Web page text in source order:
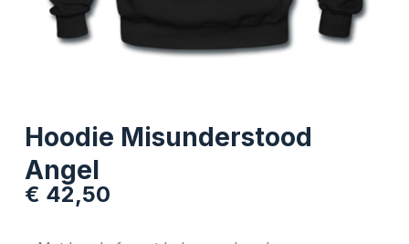
Hoodie Misunderstood
Angel
€ 42,50